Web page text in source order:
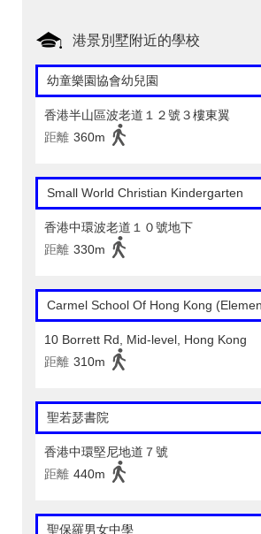
港景別墅附近的學校
幼童樂園協會幼兒園
香港半山區波老道１２號３樓東翼
距離 360m
Small World Christian Kindergarten
香港中環波老道１０號地下
距離 330m
Carmel School Of Hong Kong
10 Borrett Rd, Mid-level, Hong Kong
距離 310m
聖若瑟書院
香港中環堅尼地道７號
距離 440m
聖保羅男女中學